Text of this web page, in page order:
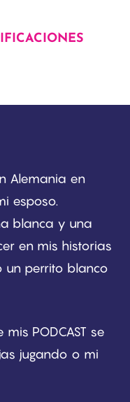
Alemania en
esposo.
blanca y una
en mis historias
un perrito blanco
PODCAST se
jugando o mi